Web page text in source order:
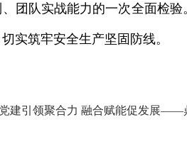
团队实战能力的一次全面检
实筑牢安全生产坚固防线。
党建引领聚合力 融合赋能促发展——